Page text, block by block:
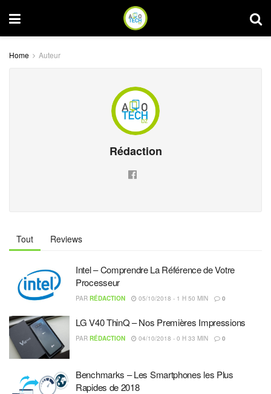
Home Auteur
Rédaction
Tout Reviews
Intel – Comprendre La Référence de Votre
Processeur
PAR RÉDACTION 05/10/2018 - 1 H 50 MIN 0
LG V40 ThinQ – Nos Premières Impressions
PAR RÉDACTION 04/10/2018 - 0 H 33 MIN 0
Benchmarks – Les Smartphones les Plus
Rapides de 2018